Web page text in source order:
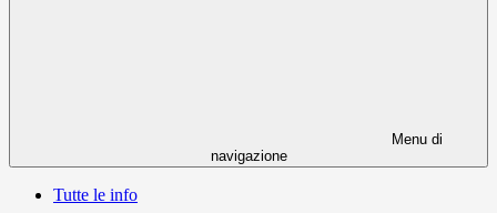
Menu di
navigazione
Tutte le info